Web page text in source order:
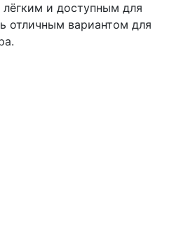
и доступным для
отличным вариантом для